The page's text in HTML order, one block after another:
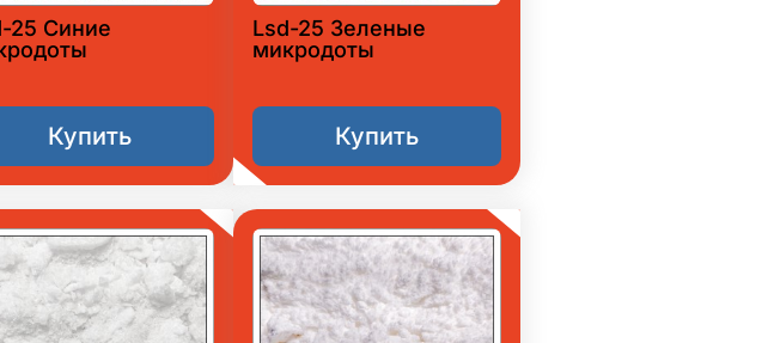
25 Синие
Купить
Lsd-25 Зеленые
микродоты
Купить